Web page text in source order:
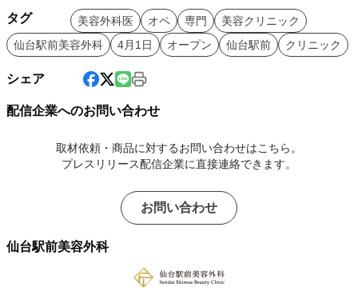
タグ 美容外科医 オペ 専門
美容クリニック
仙台駅前美容外科
4月1日 オープン 仙台駅前 クリニック
シェア
配信企業へのお問い合わせ
取材依頼・商品に対するお問い合わせはこちら。
プレスリリース配信企業に直接連絡できます。
お問い合わせ
仙台駅前美容外科